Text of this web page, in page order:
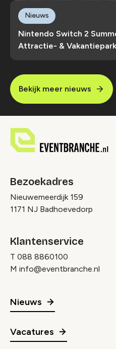
Nintendo Switch 2
Attractie- &
Nieuws
Bekijk meer nieuws
Bezoekadres
Nieuwemeerdijk 159
1171 NJ Badhoevedorp
Klantenservice
T 088 8860100
M info@eventbranche.nl
Nieuws
Vacatures